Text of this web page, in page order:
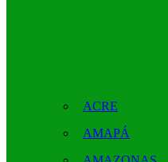
ACRE
AMAPÁ